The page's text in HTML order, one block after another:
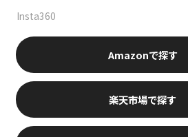
Insta360
楽天市場
Amazon